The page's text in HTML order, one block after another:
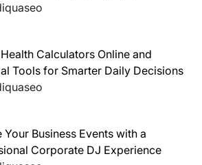
Calculators Online and
Tools for Smarter Daily Decisions
Your Business Events with a
Corporate DJ Experience